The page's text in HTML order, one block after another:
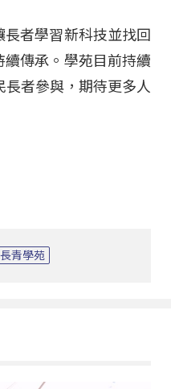
者學習新科技並找回
續傳承。學苑目前持續
者參與，期待更多人
長青學苑